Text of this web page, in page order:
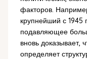
факторов.
крупнейший с 1945
подавляющее
вновь доказывает,
определяет